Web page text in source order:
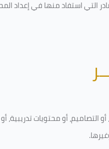
التي استفاد منها في إعداد
أو محتويات تدريبية،
.